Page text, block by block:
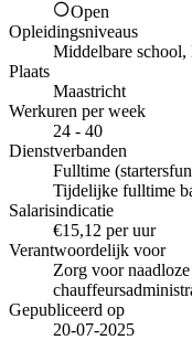
Open
Opleidingsniveaus
Middelbare
Plaats
Maastricht
Werkuren per week
24 - 40
Dienstverbanden
Fulltime
Tijdelijke fulltime
Salarisindicatie
€15,12 per uur
Verantwoordelijk voor
Zorg voor
Gepubliceerd op
20-07-2025